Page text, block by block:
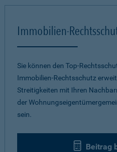
Immobilien-
Sie können den Top-
Immobilien-Rechtsschutz
Streitigkeiten mit Ihren
der
sein.
Beitrag